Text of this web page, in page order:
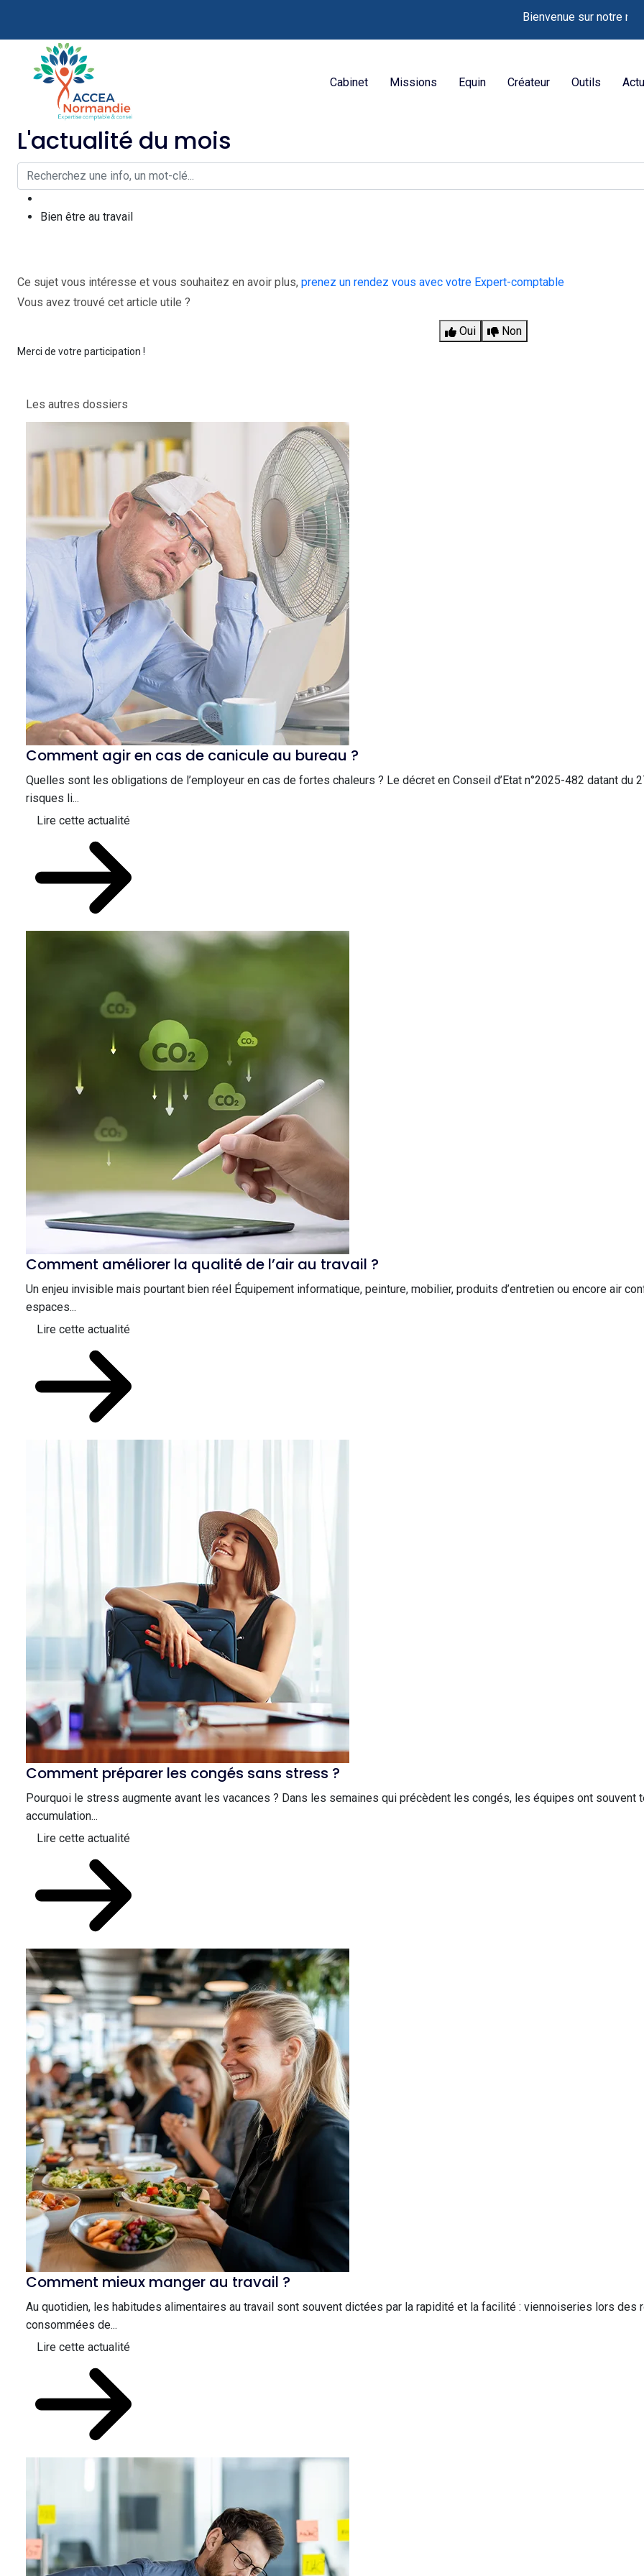
Bienvenue sur notre
Cabinet Missions Equin Créateur Outils
L'actualité du mois
Bien être au travail
Ce sujet vous intéresse et vous souhaitez en avoir plus, prenez un rendez vous avec votre Expert-comptable
Vous avez trouvé cet article utile ?
Oui Non
Merci de votre participation !
Les autres dossiers
Comment agir en cas de canicule au bureau ?
Quelles sont les obligations de l’employeur en cas de fortes chaleurs ? Le décret en Conseil d’Etat n°2025-482 datant
risques li...
Lire cette actualité
Comment améliorer la qualité de l’air au travail ?
Un enjeu invisible mais pourtant bien réel Équipement informatique, peinture, mobilier, produits d’entretien ou encore air
espaces...
Lire cette actualité
Comment préparer les congés sans stress ?
Pourquoi le stress augmente avant les vacances ? Dans les semaines qui précèdent les congés, les équipes ont souvent
accumulation...
Lire cette actualité
Comment mieux manger au travail ?
Au quotidien, les habitudes alimentaires au travail sont souvent dictées par la rapidité et la facilité : viennoiseries lors des
consommées de...
Lire cette actualité